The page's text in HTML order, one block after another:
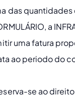
das quantidades
a
uma fatura
ao periodo do
se ao